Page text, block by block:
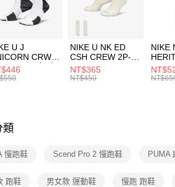
U J
CRW
-160 男女 中
FZ3393100
NIKE U NK ED
CSH CREW 2P-
144 EMBRDY 男
女 短統襪
NT$365
NT$450
NIKE
SMIT
類
慢跑鞋 Scend Pro 2 慢跑鞋 PUMA
跑鞋 男女款 運動鞋 慢跑 跑鞋